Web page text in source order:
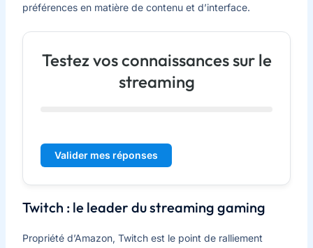
préférences en matière de contenu et d’interface.
Testez vos connaissances sur le
streaming
Valider mes réponses
Twitch : le leader du streaming gaming
Propriété d’Amazon, Twitch est le point de ralliement